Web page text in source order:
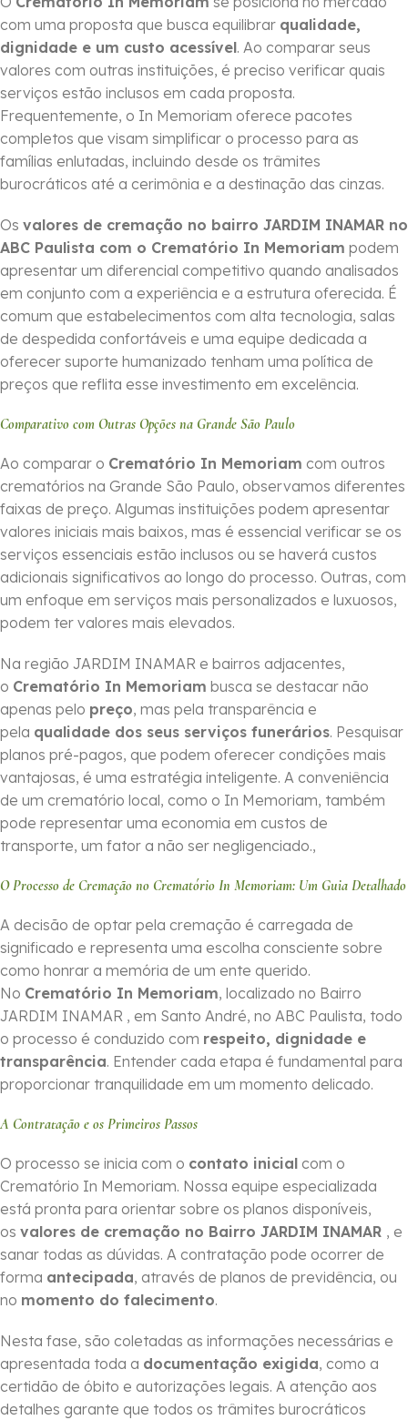
com uma proposta que busca equilibrar qualidade,
dignidade e um custo acessível. Ao comparar seus
valores com outras instituições, é preciso verificar quais
serviços estão inclusos em cada proposta.
Frequentemente, o In Memoriam oferece pacotes
completos que visam simplificar o processo para as
famílias enlutadas, incluindo desde os trâmites
burocráticos até a cerimônia e a destinação das cinzas.
Os valores de cremação no bairro JARDIM INAMAR no
ABC Paulista com o Crematório In Memoriam podem
apresentar um diferencial competitivo quando analisados
em conjunto com a experiência e a estrutura oferecida. É
comum que estabelecimentos com alta tecnologia, salas
de despedida confortáveis e uma equipe dedicada a
oferecer suporte humanizado tenham uma política de
preços que reflita esse investimento em excelência.
Comparativo com Outras Opções na Grande São Paulo
Ao comparar o Crematório In Memoriam com outros
crematórios na Grande São Paulo, observamos diferentes
faixas de preço. Algumas instituições podem apresentar
valores iniciais mais baixos, mas é essencial verificar se os
serviços essenciais estão inclusos ou se haverá custos
adicionais significativos ao longo do processo. Outras, com
um enfoque em serviços mais personalizados e luxuosos,
podem ter valores mais elevados.
Na região JARDIM INAMAR e bairros adjacentes,
o Crematório In Memoriam busca se destacar não
apenas pelo preço, mas pela transparência e
pela qualidade dos seus serviços funerários. Pesquisar
planos pré-pagos, que podem oferecer condições mais
vantajosas, é uma estratégia inteligente. A conveniência
de um crematório local, como o In Memoriam, também
pode representar uma economia em custos de
transporte, um fator a não ser negligenciado.,
O Processo de Cremação no Crematório In Memoriam: Um Guia Detalhado
A decisão de optar pela cremação é carregada de
significado e representa uma escolha consciente sobre
como honrar a memória de um ente querido.
No Crematório In Memoriam, localizado no Bairro
JARDIM INAMAR , em Santo André, no ABC Paulista, todo
o processo é conduzido com respeito, dignidade e
transparência. Entender cada etapa é fundamental para
proporcionar tranquilidade em um momento delicado.
A Contratação e os Primeiros Passos
O processo se inicia com o contato inicial com o
Crematório In Memoriam. Nossa equipe especializada
está pronta para orientar sobre os planos disponíveis,
os valores de cremação no Bairro JARDIM INAMAR , e
sanar todas as dúvidas. A contratação pode ocorrer de
forma ante­cipada, através de planos de previdência, ou
no momento do falecimento.
Nesta fase, são coletadas as informações necessárias e
apresentada toda a documentação exigida, como a
certidão de óbito e autorizações legais. A atenção aos
detalhes garante que todos os trâmites burocráticos